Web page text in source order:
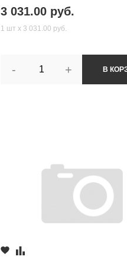
3 031.00 руб.
1 шт х 3 031.00 руб.
- + В